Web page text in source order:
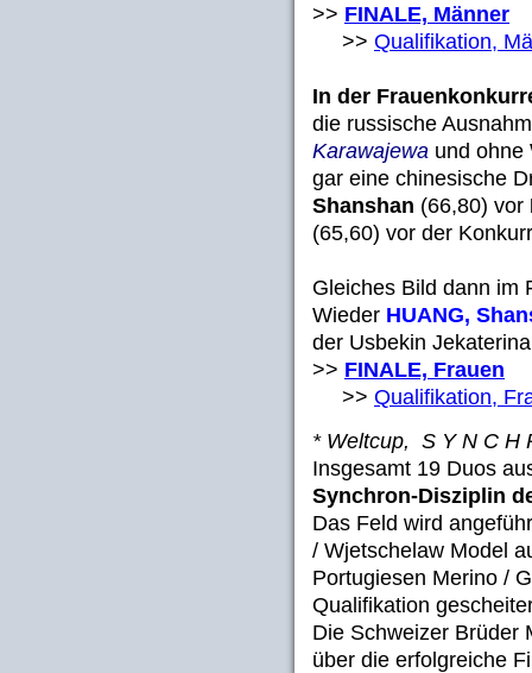
>> FINALE, Männer
>> Qualifikation,
In der
die russische
Karawajewa und
gar eine chinesische
Shanshan (66,80) vor
(65,60) vor der
Gleiches Bild dann im
Wieder HUANG,
der Usbekin
>> FINALE, Frauen
>> Qualifikation,
* Weltcup, S Y N C H
Insgesamt 19 Duos
Synchron-Disziplin
Das Feld wird
/ Wjetschelaw Model
Portugiesen Merino /
Qualifikation
Die Schweizer Brüder
über die erfolgreiche